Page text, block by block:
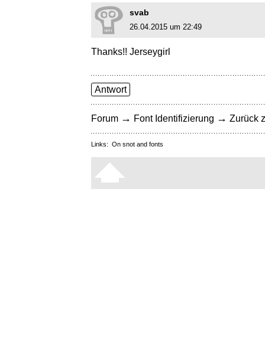
svab
26.04.2015 um 22:49
Thanks!! Jerseygirl
Antwort
Forum → Font Identifizierung → Zurück
Links: On snot and fonts